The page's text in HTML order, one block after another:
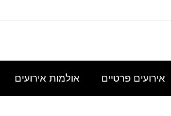
כנס
לכ- 100
להשכיר
אולם/
כיתה
הצעת
מחיר
בסיסית
אירועים פרטיים אולמות אירועים